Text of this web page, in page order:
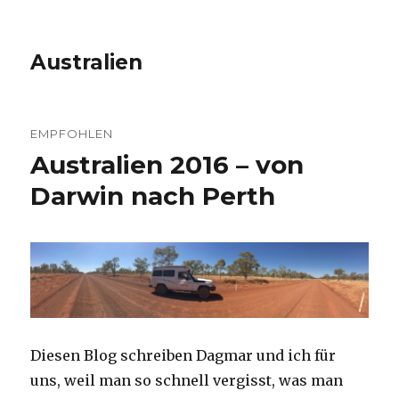
Australien
EMPFOHLEN
Australien 2016 – von
Darwin nach Perth
Diesen Blog schreiben Dagmar und ich für
uns, weil man so schnell vergisst, was man